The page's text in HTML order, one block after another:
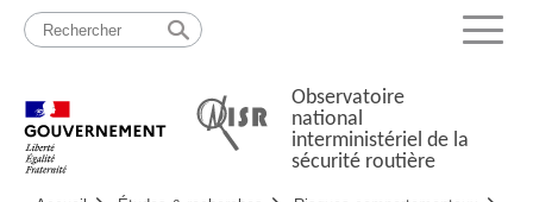
Passer
contenu
Menu
Observatoire
national
interministériel de la
sécurité routière